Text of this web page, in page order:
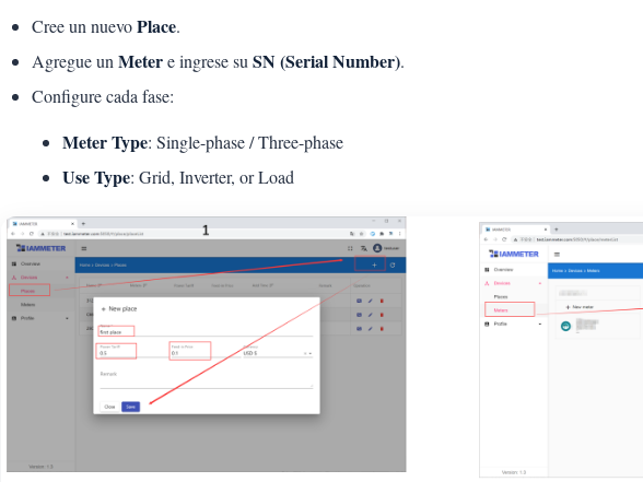
Cree un nuevoPlace.
Agregue un Metere ingrese su SN (Serial Number).
Configure cada fase:
Meter Type: Single-phase / Three-phase
Use Type: Grid, Inverter, or Load